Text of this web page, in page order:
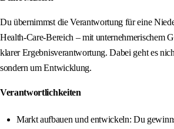
Du übernimmst die Verantwortung für eine
Health‑Care‑Bereich – mit unternehmerischem
klarer Ergebnisverantwortung. Dabei geht es
sondern um Entwicklung.
Verantwortlichkeiten
Markt aufbauen und entwickeln: Du